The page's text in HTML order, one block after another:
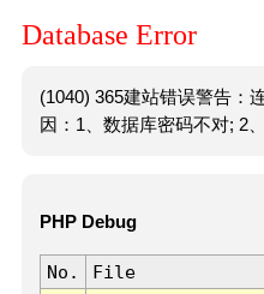
Database Error
(1040) 365建站错误警告：
因：1、数据库密码不对; 2
PHP Debug
No. File